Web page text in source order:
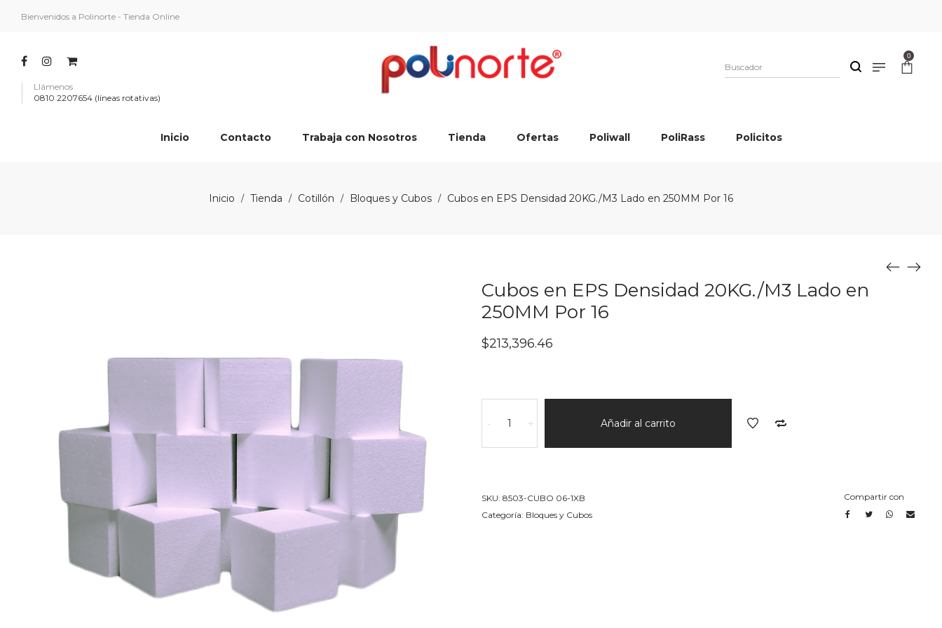
Bienvenidos a Polinorte - Tienda Online
Llámenos
0810 2207654 (líneas rotativas)
0
Inicio Contacto Trabaja con Nosotros Tienda Ofertas Poliwall PoliRass Policitos
Inicio / Tienda / Cotillón / Bloques y Cubos / Cubos en EPS Densidad 20KG./M3 Lado en 250MM Por 16
Cubos en EPS Densidad 20KG./M3 Lado en
250MM Por 16
$213,396.46
-
en
+ Añadir al carrito
SKU: 8503-CUBO 06-1XB
Categoría: Bloques y Cubos
Compartir con